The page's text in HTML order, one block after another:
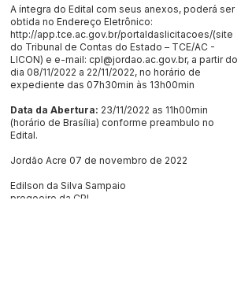
A íntegra do Edital com seus anexos, poderá ser
obtida no Endereço Eletrônico:
http://app.tce.ac.gov.br/portaldaslicitacoes/(site
do Tribunal de Contas do Estado – TCE/AC -
LICON) e e-mail: cpl@jordao.ac.gov.br, a partir do
dia 08/11/2022 a 22/11/2022, no horário de
expediente das 07h30min às 13h00min
Data da Abertura: 23/11/2022 as 11h00min
(horário de Brasília) conforme preambulo no
Edital.
Jordão Acre 07 de novembro de 2022
Edilson da Silva Sampaio
pregoeiro da CPL